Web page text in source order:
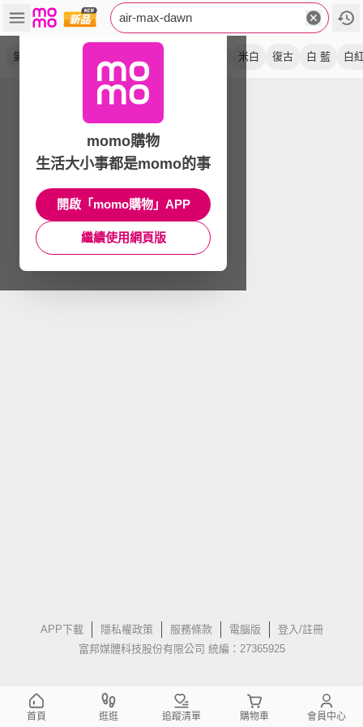
air-max-dawn
氣墊 米白 復古 白 藍 白
APP下載 隱私權政策 服務條款 電腦版
登入/註冊
富邦媒體科技股份有限公司 統編：27365925
momo購物
生活大小事都是momo的事
開啟「momo購物」APP
繼續使用網頁版
首頁 逛逛 追蹤清單 購物車 會員中心